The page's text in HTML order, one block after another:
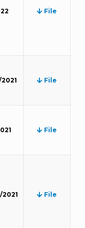
File
File
File
File